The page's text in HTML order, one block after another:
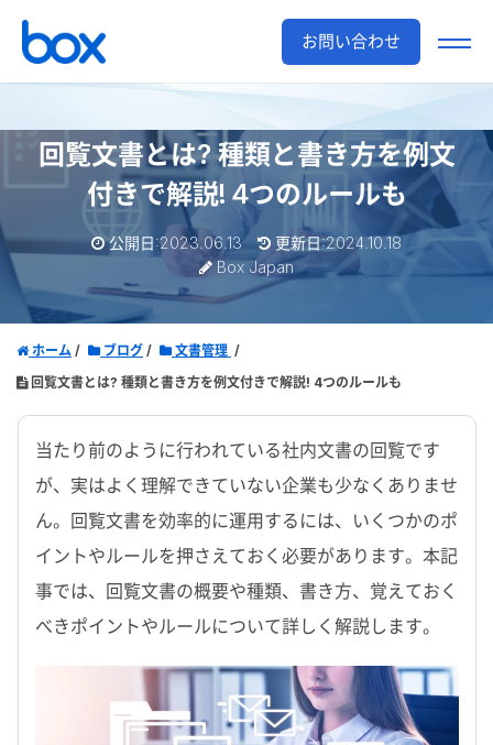
お問い合わせ
回覧文書とは? 種類と書き方を例文
付きで解説! 4つのルールも
公開日:2023.06.13
更新日:2024.10.18
Box Japan
ホーム ブログ
文書管理
回覧文書とは? 種類と書き方を例文付きで解説! 4つのルールも
当たり前のように行われている社内文書の回覧です
が、実はよく理解できていない企業も少なくありませ
ん。回覧文書を効率的に運用するには、いくつかのポ
イントやルールを押さえておく必要があります。本記
事では、回覧文書の概要や種類、書き方、覚えておく
べきポイントやルールについて詳しく解説します。